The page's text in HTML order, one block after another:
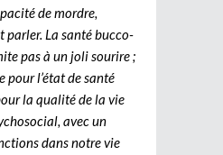
de mordre,
parler. La santé bucco-
pas à un joli sourire ;
pour l’état de santé
la qualité de la vie
avec un
dans notre vie